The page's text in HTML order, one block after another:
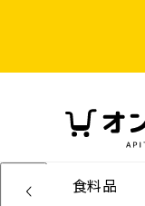
食料品